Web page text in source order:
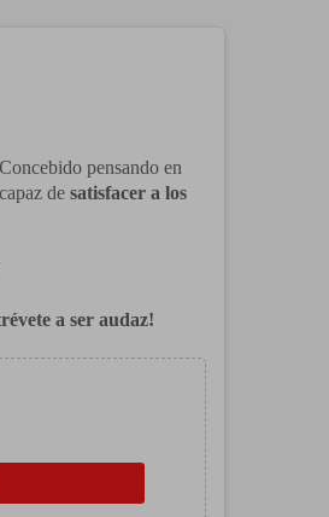
pensando en
de satisfacer a los
a ser audaz!